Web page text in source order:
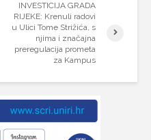
INVESTICIJA GRADA
RIJEKE: Krenuli radovi
u Ulici Tome Strižića, s
njima i značajna
preregulacija prometa
za Kampus